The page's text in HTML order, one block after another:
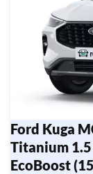
Ford Kuga
Titanium 1.5
EcoBoost